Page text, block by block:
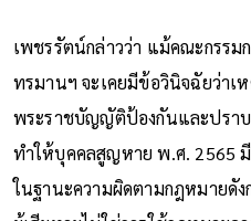
เพชรรัตน์กล่าวว่า แม้คณะกรรม
ทรมานฯ จะเคยมีข้อวินิจฉัยว่าเ
พระราชบัญญัติป้องกันและปราบ
ทำให้บุคคลสูญหาย พ.ศ. 2565
ในฐานะความผิดตามกฎหมายดั